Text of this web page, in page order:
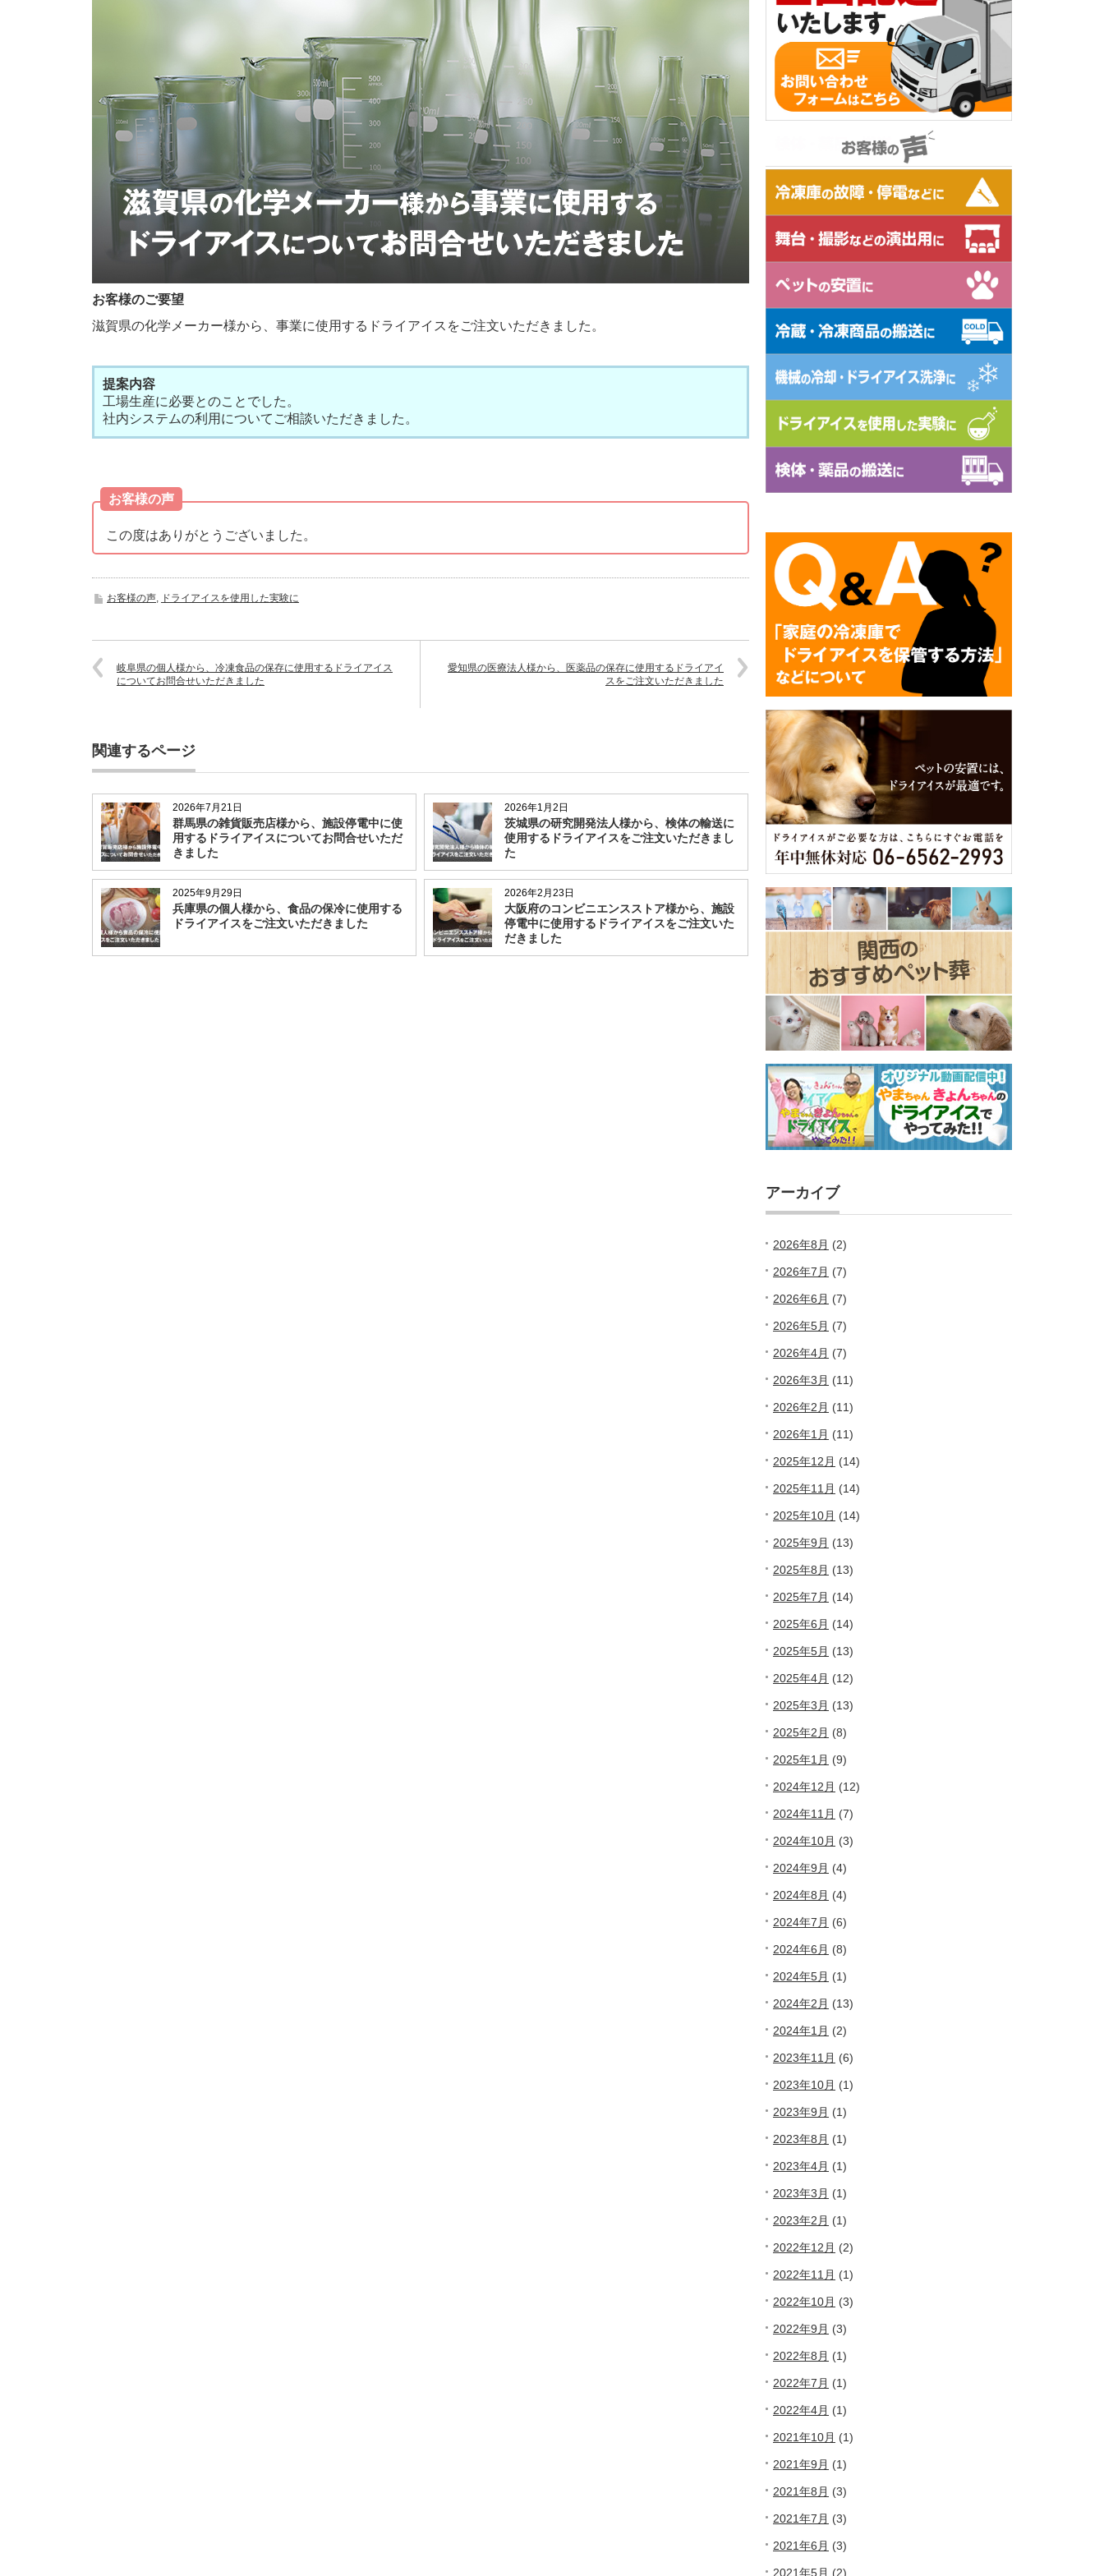
お客様のご要望
滋賀県の化学メーカー様から、事業に使用するドライアイスをご注文いただきました。
提案内容
工場生産に必要とのことでした。
社内システムの利用についてご相談いただきました。
お客様の声
この度はありがとうございました。
お客様の声, ドライアイスを使用した実験に
岐阜県の個人様から、冷凍食品の保存に使用するドライアイス
についてお問合せいただきました
愛知県の医療法人様から、医薬品の保存に使用するドライアイ
スをご注文いただきました
関連するページ
2026年7月21日
群馬県の雑貨販売店様から、施設停電中に使
用するドライアイスについてお問合せいただ
きました
2026年1月2日
茨城県の研究開発法人様から、検体の輸送に
使用するドライアイスをご注文いただきまし
た
2025年9月29日
兵庫県の個人様から、食品の保冷に使用する
ドライアイスをご注文いただきました
2026年2月23日
大阪府のコンビニエンスストア様から、施設
停電中に使用するドライアイスをご注文いた
だきました
アーカイブ
2026年8月 (2)
2026年7月 (7)
2026年6月 (7)
2026年5月 (7)
2026年4月 (7)
2026年3月 (11)
2026年2月 (11)
2026年1月 (11)
2025年12月 (14)
2025年11月 (14)
2025年10月 (14)
2025年9月 (13)
2025年8月 (13)
2025年7月 (14)
2025年6月 (14)
2025年5月 (13)
2025年4月 (12)
2025年3月 (13)
2025年2月 (8)
2025年1月 (9)
2024年12月 (12)
2024年11月 (7)
2024年10月 (3)
2024年9月 (4)
2024年8月 (4)
2024年7月 (6)
2024年6月 (8)
2024年5月 (1)
2024年2月 (13)
2024年1月 (2)
2023年11月 (6)
2023年10月 (1)
2023年9月 (1)
2023年8月 (1)
2023年4月 (1)
2023年3月 (1)
2023年2月 (1)
2022年12月 (2)
2022年11月 (1)
2022年10月 (3)
2022年9月 (3)
2022年8月 (1)
2022年7月 (1)
2022年4月 (1)
2021年10月 (1)
2021年9月 (1)
2021年8月 (3)
2021年7月 (3)
2021年6月 (3)
2021年5月 (2)